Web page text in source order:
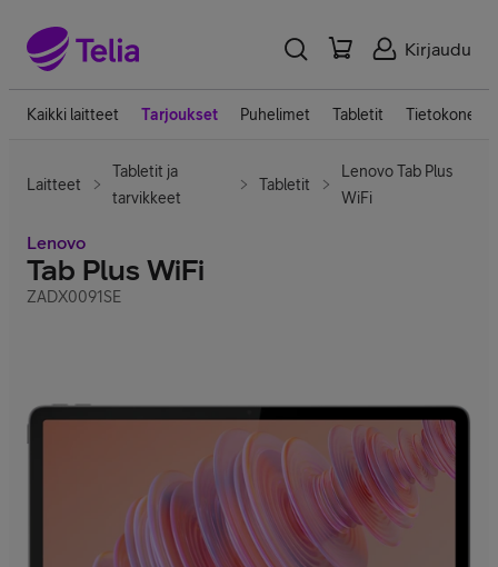
Kirjaudu
Kaikki laitteet Tarjoukset Puhelimet Tabletit Tietokoneet
Laitteet
Tabletit ja
tarvikkeet
Tabletit
Lenovo Tab Plus
WiFi
Lenovo
Tab Plus WiFi
ZADX0091SE